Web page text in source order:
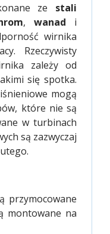
ze stali
, wanad i
wirnika
Rzeczywisty
zależy od
się spotka.
mogą
które nie są
w turbinach
są zazwyczaj
przymocowane
montowane na